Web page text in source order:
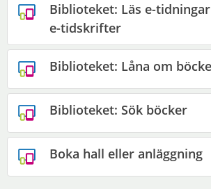
Biblioteket: Läs e-
e-tidskrifter
Biblioteket: Låna om
Biblioteket: Sök böcker
Boka hall eller anläggning